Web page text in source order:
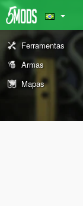
Ferramentas
Armas
Mapas